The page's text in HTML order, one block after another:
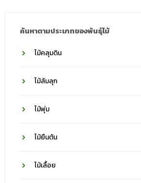
ค้นหาตามประเภทของพันธุ์ไม้
ไม้คลุมดิน
ไม้ล้มลุก
ไม้พุ่ม
ไม้ยืนต้น
ไม้เลื้อย